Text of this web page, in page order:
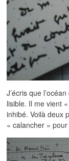
J’écris que
lisible. Il me vient
inhibé. Voilà deux
« calancher »